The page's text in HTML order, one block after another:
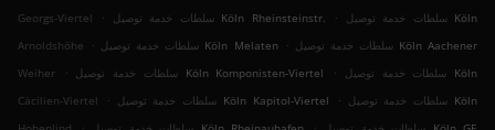
Georgs-Viertel
. سلطات خدمة توصيل Köln Rheinsteinstr. .
سلطات خدمة توصيل Köln
Arnoldshöhe
. سلطات خدمة توصيل Köln Melaten . سلطات خدمة توصيل Köln Aachener
Weiher
. سلطات خدمة توصيل Köln Komponisten-Viertel .
سلطات خدمة توصيل Köln
Cäcilien-Viertel
. سلطات خدمة توصيل Köln Kapitol-Viertel . سلطات خدمة توصيل Köln
. .